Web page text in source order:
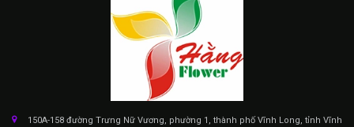
150A-158 đường Trưng Nữ Vương, phường 1, thành phố Vĩnh Long, tỉnh Vĩnh